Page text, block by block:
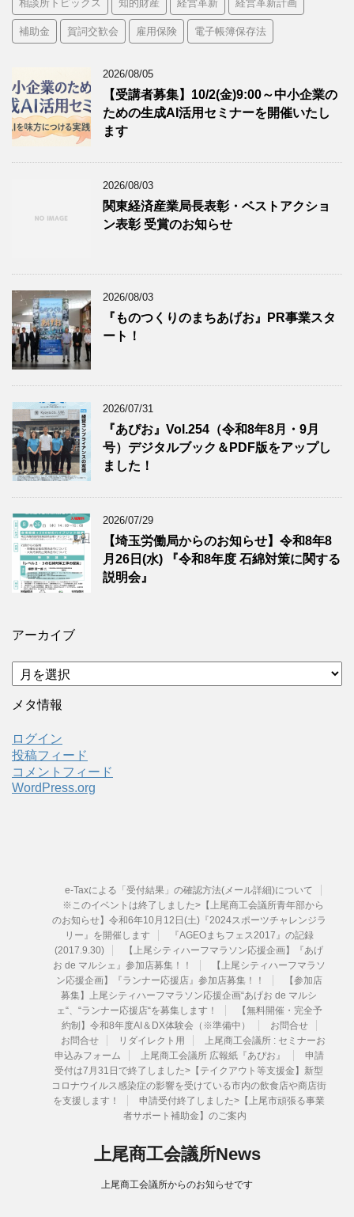
相談所トピックス 知的財産 経営革新 経営革新計画
補助金 賀詞交歓会 雇用保険 電子帳簿保存法
2026/08/05
【受講者募集】10/2(金)9:00～中小企業の
ための生成AI活用セミナーを開催いたし
ます
2026/08/03
関東経済産業局長表彰・ベストアクショ
ン表彰 受賞のお知らせ
2026/08/03
『ものつくりのまちあげお』PR事業スタ
ート！
2026/07/31
『あぴお』Vol.254（令和8年8月・9月
号）デジタルブック＆PDF版をアップし
ました！
2026/07/29
【埼玉労働局からのお知らせ】令和8年8
月26日(水) 『令和8年度 石綿対策に関する
説明会』
アーカイブ
ア
ー
カ
ブ
メタ情報
ログイン
投稿フィード
コメントフィード
WordPress.org
e-Taxによる「受付結果」の確認方法(メール詳細)について
※このイベントは終了しました>【上尾商工会議所青年部から
のお知らせ】令和6年10月12日(土)『2024スポーツチャレンジラ
リー』を開催します
『AGEOまちフェス2017』の記録
(2017.9.30)
【上尾シティハーフマラソン応援企画】『あげ
お de マルシェ』参加店募集！！
【上尾シティハーフマラソ
ン応援企画】『ランナー応援店』参加店募集！！
【参加店
募集】上尾シティハーフマラソン応援企画“あげお de マルシ
ェ“、“ランナー応援店“を募集します！
【無料開催・完全予
約制】令和8年度AI＆DX体験会（※準備中）
お問合せ
お問合せ
リダイレクト用
上尾商工会議所 : セミナーお
申込みフォーム
上尾商工会議所 広報紙『あぴお』
申請
受付は7月31日で終了しました>【テイクアウト等支援金】新型
コロナウイルス感染症の影響を受けている市内の飲食店や商店街
を支援します！
申請受付終了しました>【上尾市頑張る事業
者サポート補助金】のご案内
上尾商工会議所News
上尾商工会議所からのお知らせです